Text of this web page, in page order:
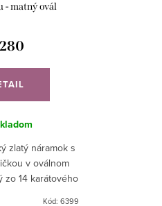
- matný ovál
zlatý náramok s
v oválnom
zo 14 karátového
Kód: 6399